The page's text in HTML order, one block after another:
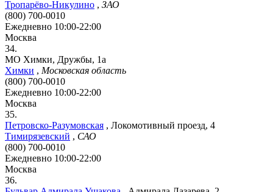
Тропарёво-Никулино , ЗАО
(800) 700-0010
Ежедневно 10:00-22:00
Москва
34.
МО Химки, Дружбы, 1а
Химки , Московская область
(800) 700-0010
Ежедневно 10:00-22:00
Москва
35.
Петровско-Разумовская , Локомотивный проезд, 4
Тимирязевский , САО
(800) 700-0010
Ежедневно 10:00-22:00
Москва
36.